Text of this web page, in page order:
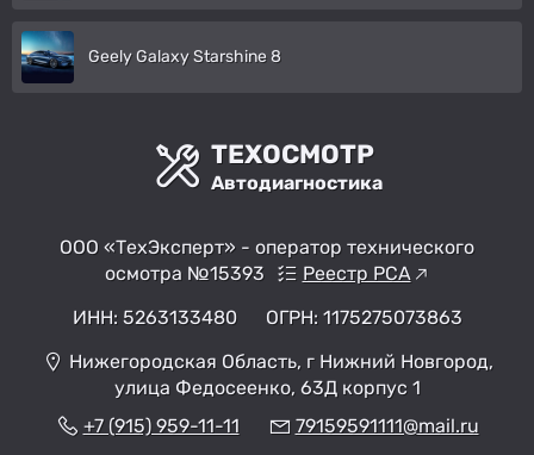
Geely Galaxy Starshine 8
ТЕХОСМОТР
Автодиагностика
ООО «ТехЭксперт» - оператор технического
осмотра №15393
Реестр РСА
ИНН: 5263133480
ОГРН: 1175275073863
Нижегородская Область, г Нижний Новгород,
улица Федосеенко, 63Д корпус 1
+7 (915) 959-11-11
79159591111@mail.ru